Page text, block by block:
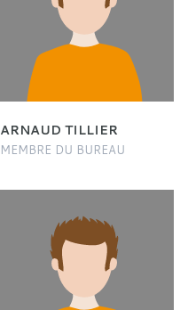
ARNAUD TILLIER
MEMBRE DU BUREAU